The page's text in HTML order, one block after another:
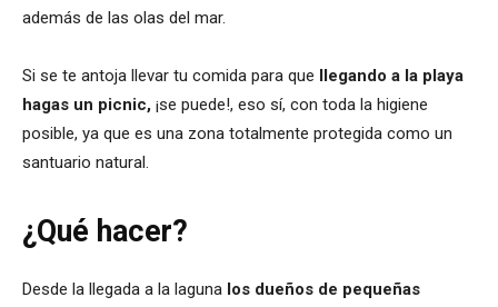
además de las olas del mar.
Si se te antoja llevar tu comida para que llegando a la playa
hagas un picnic, ¡se puede!, eso sí, con toda la higiene
posible, ya que es una zona totalmente protegida como un
santuario natural.
¿Qué hacer?
Desde la llegada a la laguna los dueños de pequeñas